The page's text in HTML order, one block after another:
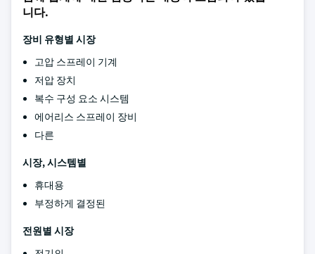
니다.
장비 유형별 시장
고압 스프레이 기계
저압 장치
복수 구성 요소 시스템
에어리스 스프레이 장비
다른
시장, 시스템별
휴대용
부정하게 결정된
전원별 시장